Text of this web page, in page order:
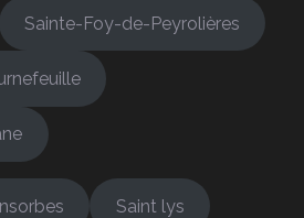
Sainte-Foy-de-Peyrolières
Saint lys